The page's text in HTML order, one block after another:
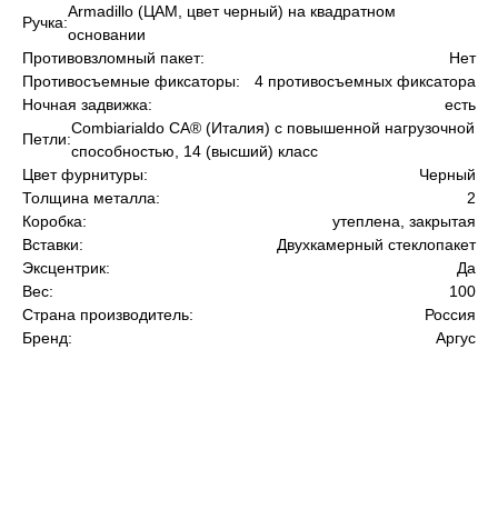
Ручка:
Armadillo (ЦАМ, цвет черный) на квадратном
основании
Противовзломный пакет:
Нет
Противосъемные фиксаторы:
4 противосъемных фиксатора
Ночная задвижка:
есть
Петли:
Сombiarialdo СА® (Италия) с повышенной нагрузочной
способностью, 14 (высший) класс
Цвет фурнитуры:
Черный
Толщина металла:
2
Коробка:
утеплена, закрытая
Вставки:
Двухкамерный стеклопакет
Эксцентрик:
Да
Вес:
100
Страна производитель:
Россия
Бренд:
Аргус